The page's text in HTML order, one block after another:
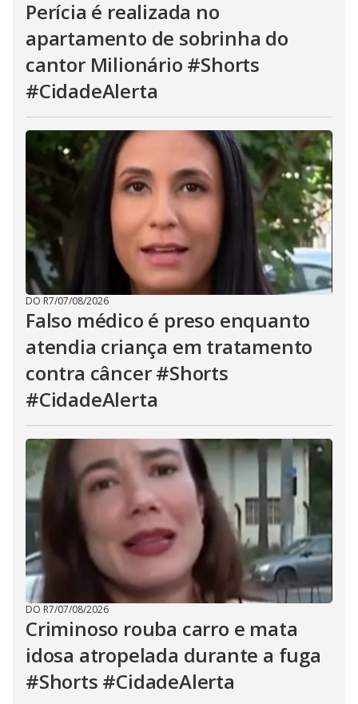
Perícia é realizada no
apartamento de sobrinha do
cantor Milionário #Shorts
#CidadeAlerta
DO R7/07/08/2026
Falso médico é preso enquanto
atendia criança em tratamento
contra câncer #Shorts
#CidadeAlerta
DO R7/07/08/2026
Criminoso rouba carro e mata
idosa atropelada durante a fuga
#Shorts #CidadeAlerta